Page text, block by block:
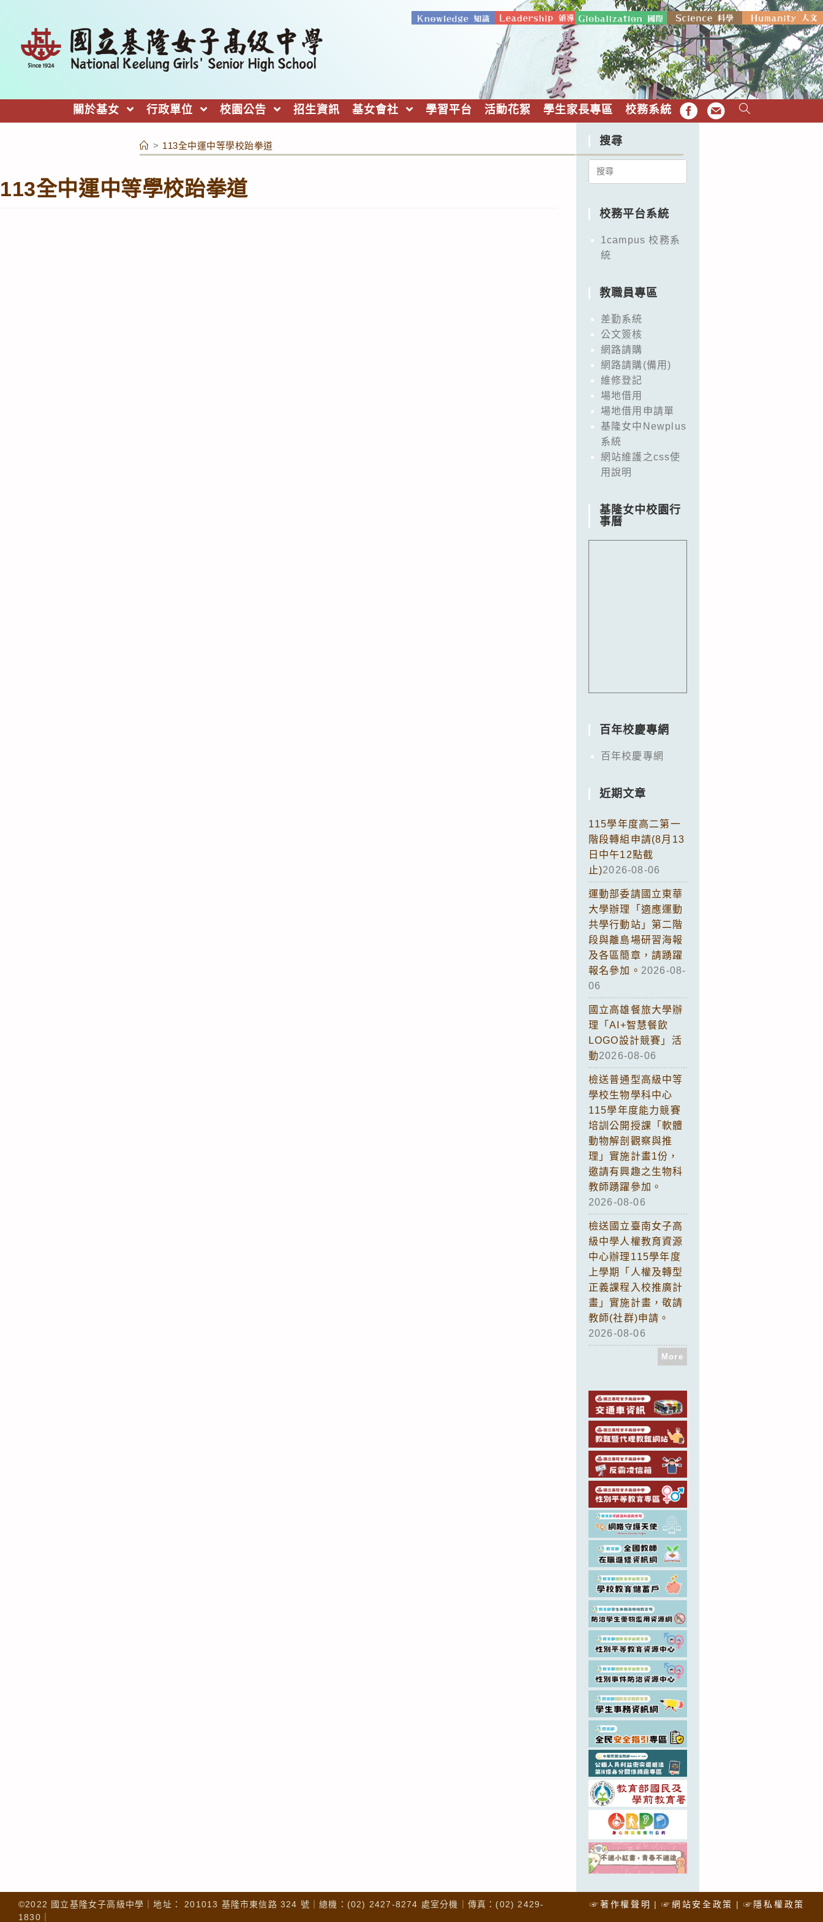
關於基女 行政單位 校園公告 招生資訊 基女會社 學習平台 活動花絮 學生家長專區 校務系統 FB EMAIL
> 113全中運中等學校跆拳道
113全中運中等學校跆拳道
搜尋
Search
校務平台系統
1campus 校務系
統
教職員專區
差勤系統
公文簽核
網路請購
網路請購(備用)
維修登記
場地借用
場地借用申請單
基隆女中Newplus
系統
網站維護之css使
用說明
基隆女中校園行
事曆
百年校慶專網
百年校慶專網
近期文章
115學年度高二第一
階段轉組申請(8月13
日中午12點截
止)2026-08-06
運動部委請國立東華
大學辦理「適應運動
共學行動站」第二階
段與離島場研習海報
及各區簡章，請踴躍
報名參加。 2026-08-
06
國立高雄餐旅大學辦
理「AI+智慧餐飲
LOGO設計競賽」活
動2026-08-06
檢送普通型高級中等
學校生物學科中心
115學年度能力競賽
培訓公開授課「軟體
動物解剖觀察與推
理」實施計畫1份，
邀請有興趣之生物科
教師踴躍參加。
2026-08-06
檢送國立臺南女子高
級中學人權教育資源
中心辦理115學年度
上學期「人權及轉型
正義課程入校推廣計
畫」實施計畫，敬請
教師(社群)申請。
2026-08-06
More
☞著作權聲明 ☞網站安全政策 ☞隱私權政策
©2022 國立基隆女子高級中學｜地址： 201013 基隆市東信路 324 號｜總機：(02) 2427-8274 處室分機｜傳真：(02) 2429-
1830｜